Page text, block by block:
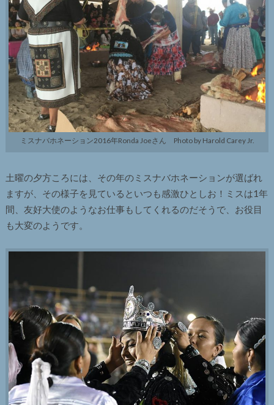
ミスナバホネーション2016年Ronda Joeさん Photo by Harold Carey Jr.
土曜の夕方ころには、その年のミスナバホネーションが選ばれ
ますが、その様子を見ているといつも感激ひとしお！ミスは1年
間、友好大使のようなお仕事もしてくれるのだそうで、お役目
も大変のようです。